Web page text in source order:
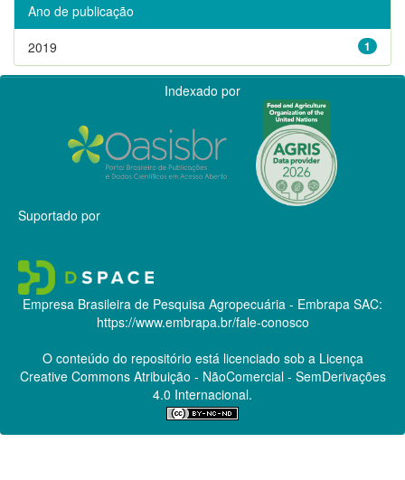
Ano de publicação
1
2019
Indexado por
Suportado por
Empresa Brasileira de Pesquisa Agropecuária - Embrapa SAC:
https://www.embrapa.br/fale-conosco
O conteúdo do repositório está licenciado sob a Licença
Creative CommonsAtribuição - NãoComercial - SemDerivações
4.0 Internacional.